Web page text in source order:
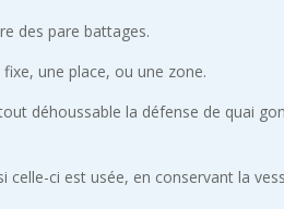
des pare battages.
une place, ou une zone.
déhoussable la défense de quai
celle-ci est usée, en conservant la